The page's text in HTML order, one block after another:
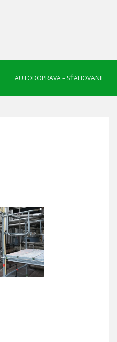
AUTODOPRAVA – SŤAHOVANIE